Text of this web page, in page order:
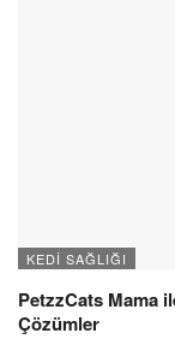
KEDI SAĞLIĞI
PetzzCats Mama
Çözümler